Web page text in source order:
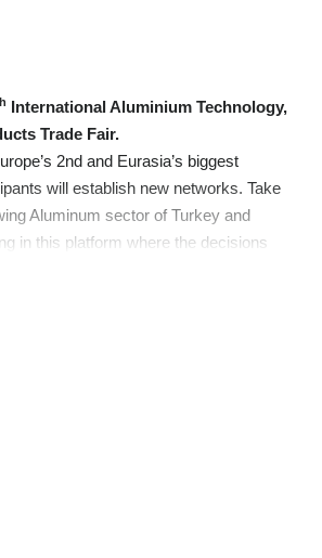
International Aluminium Technology,
Trade Fair.
2nd and Eurasia’s biggest
will establish new networks. Take
Aluminum sector of Turkey and
in this platform where the decisions